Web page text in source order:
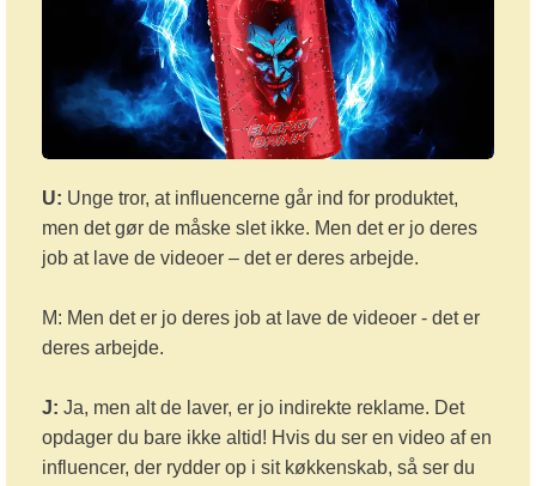
U: Unge tror, at influencerne går ind for produktet,
men det gør de måske slet ikke. Men det er jo deres
job at lave de videoer – det er deres arbejde.
M: Men det er jo deres job at lave de videoer - det er
deres arbejde.
J: Ja, men alt de laver, er jo indirekte reklame. Det
opdager du bare ikke altid! Hvis du ser en video af en
influencer, der rydder op i sit køkkenskab, så ser du